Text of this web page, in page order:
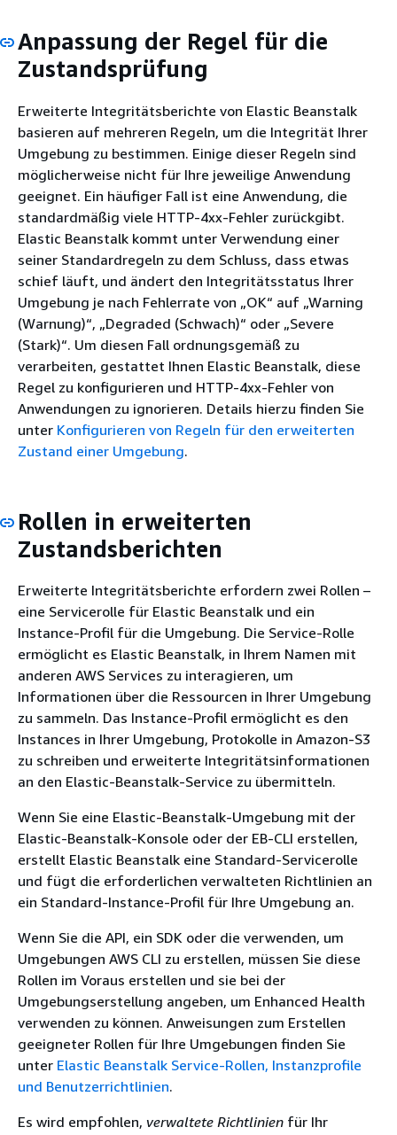
Anpassung der Regel für die
Zustandsprüfung
Erweiterte Integritätsberichte von Elastic Beanstalk
basieren auf mehreren Regeln, um die Integrität Ihrer
Umgebung zu bestimmen. Einige dieser Regeln sind
möglicherweise nicht für Ihre jeweilige Anwendung
geeignet. Ein häufiger Fall ist eine Anwendung, die
standardmäßig viele HTTP-4xx-Fehler zurückgibt.
Elastic Beanstalk kommt unter Verwendung einer
seiner Standardregeln zu dem Schluss, dass etwas
schief läuft, und ändert den Integritätsstatus Ihrer
Umgebung je nach Fehlerrate von „OK“ auf „Warning
(Warnung)“, „Degraded (Schwach)“ oder „Severe
(Stark)“. Um diesen Fall ordnungsgemäß zu
verarbeiten, gestattet Ihnen Elastic Beanstalk, diese
Regel zu konfigurieren und HTTP-4xx-Fehler von
Anwendungen zu ignorieren. Details hierzu finden Sie
unter Konfigurieren von Regeln für den erweiterten
Zustand einer Umgebung.
Rollen in erweiterten
Zustandsberichten
Erweiterte Integritätsberichte erfordern zwei Rollen –
eine Servicerolle für Elastic Beanstalk und ein
Instance-Profil für die Umgebung. Die Service-Rolle
ermöglicht es Elastic Beanstalk, in Ihrem Namen mit
anderen AWS Services zu interagieren, um
Informationen über die Ressourcen in Ihrer Umgebung
zu sammeln. Das Instance-Profil ermöglicht es den
Instances in Ihrer Umgebung, Protokolle in Amazon-S3
zu schreiben und erweiterte Integritätsinformationen
an den Elastic-Beanstalk-Service zu übermitteln.
Wenn Sie eine Elastic-Beanstalk-Umgebung mit der
Elastic-Beanstalk-Konsole oder der EB-CLI erstellen,
erstellt Elastic Beanstalk eine Standard-Servicerolle
und fügt die erforderlichen verwalteten Richtlinien an
ein Standard-Instance-Profil für Ihre Umgebung an.
Wenn Sie die API, ein SDK oder die verwenden, um
Umgebungen AWS CLI zu erstellen, müssen Sie diese
Rollen im Voraus erstellen und sie bei der
Umgebungserstellung angeben, um Enhanced Health
verwenden zu können. Anweisungen zum Erstellen
geeigneter Rollen für Ihre Umgebungen finden Sie
unter Elastic Beanstalk Service-Rollen, Instanzprofile
und Benutzerrichtlinien.
Es wird empfohlen, verwaltete Richtlinien für Ihr